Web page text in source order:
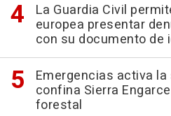
La Guardia Civil
europea presentar
con su documento de
Emergencias activa
confina Sierra
forestal